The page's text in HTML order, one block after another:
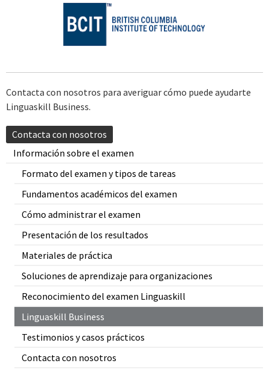
Información sobre el examen
Formato del examen y tipos de tareas
Fundamentos académicos del examen
Cómo administrar el examen
Presentación de los resultados
Materiales de práctica
Soluciones de aprendizaje para organizaciones
Reconocimiento del examen Linguaskill
Linguaskill Business
Testimonios y casos prácticos
Contacta con nosotros
Contacta con nosotros para averiguar cómo puede ayudarte
Linguaskill Business.
Contacta con nosotros